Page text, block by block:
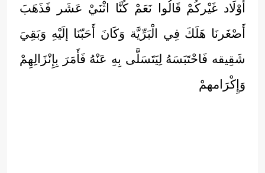
أَوْلَاد غَيْركُمْ قَالُوا نَعَمْ كُنَّا اثْنَيْ عَشَر فَذَهَبَ
أَصْغَرنَا هَلَكَ فِي الْبَرِّيَّة وَكَانَ أَحَبّنَا إلَيْهِ وَبَقِيَ
شَقِيقه فَاحْتَبَسَهُ لِيَتَسَلَّى بِهِ عَنْهُ فَأَمَرَ بِإِنْزَالِهِمْ
وَإِكْرَامهمْ